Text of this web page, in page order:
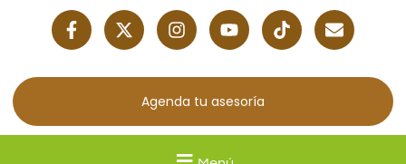
Agenda tu asesoría